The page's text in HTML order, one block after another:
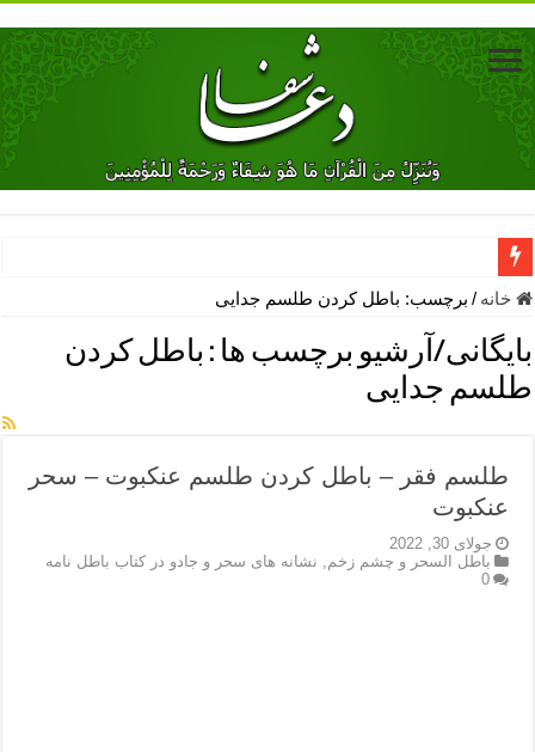
دعای جلب محبت فوری معشوق – دعای جلب محبت شوهر
دعای مشکل گشا برای رفع فقر – ذکرهای روزی‌ بخش
معجزات دعای یا من اظهر الجمیل – دعای یا من اظهر الجمیل برای
مهم ترین اذکار الهی و فضیلت آن ها – ذکر مخصوص مستجاب الدعوه
نماز حاجت برای کار گشایی- دعای رفع مشکلات و طلب حاجت
دعای رفع فقر و طلب رزق و روزی – آیه‌ جلب ثروت و برکت مال
لا حول ولا قوة الا بالله برای چشم زخم – دعای چشم زخم ماشاالله
خانه / برچسب: باطل كردن طلسم جدایی
بایگانی/آرشیو برچسب ها : باطل كردن
طلسم جدایی
طلسم فقر – باطل کردن طلسم عنکبوت – سحر
عنکبوت
جولای 30, 2022
باطل السحر و چشم زخم
نشانه های سحر و جادو در کتاب باطل نامه
0